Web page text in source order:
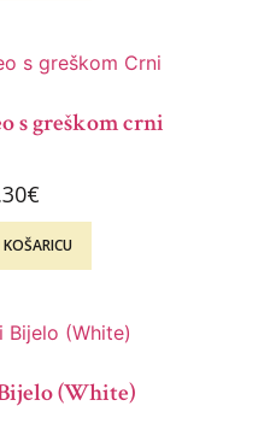
s greškom crni
€
(White)